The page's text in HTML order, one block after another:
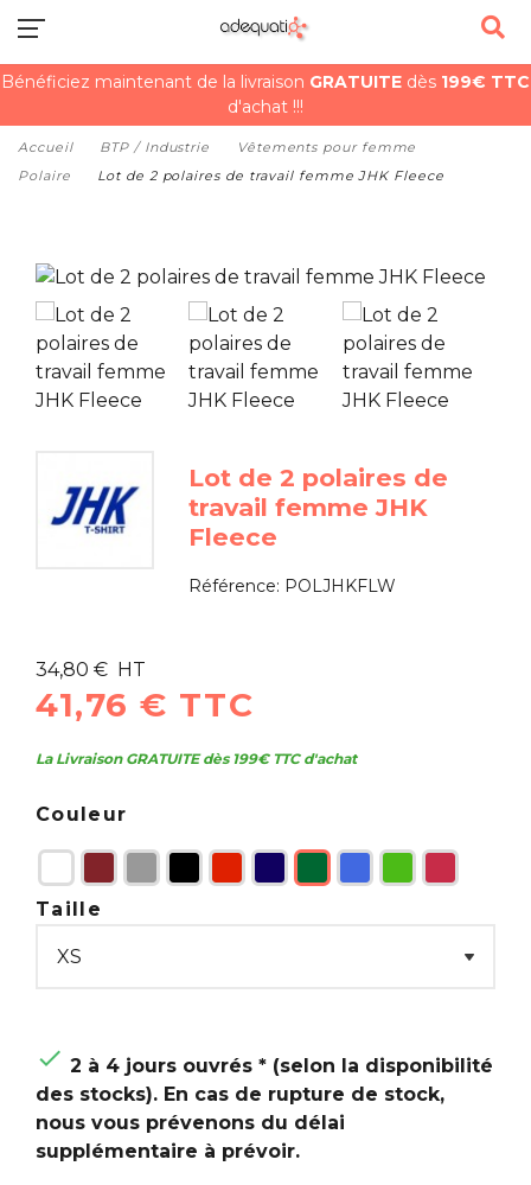
Bénéficiez maintenant de la livraison GRATUITE dès 199€ TTC
d'achat !!!
Accueil BTP / Industrie
Vêtements pour femme
Polaire
Lot de 2 polaires de travail femme JHK Fleece
Lot de 2 polaires de
travail femme JHK
Fleece
Référence: POLJHKFLW
34,80 € HT
41,76 € TTC
La Livraison GRATUITE dès 199€ TTC d'achat
Couleur
Taille
 2 à 4 jours ouvrés * (selon la disponibilité
des stocks). En cas de rupture de stock,
nous vous prévenons du délai
supplémentaire à prévoir.